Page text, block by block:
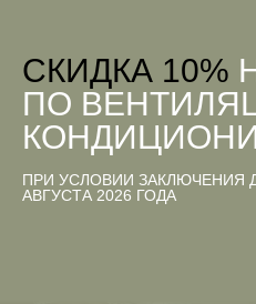
CКИДКА 10%
ПО
ПРИ УСЛОВИИ ЗАКЛЮЧЕНИЯ
АВГУСТА 2026 ГОДА